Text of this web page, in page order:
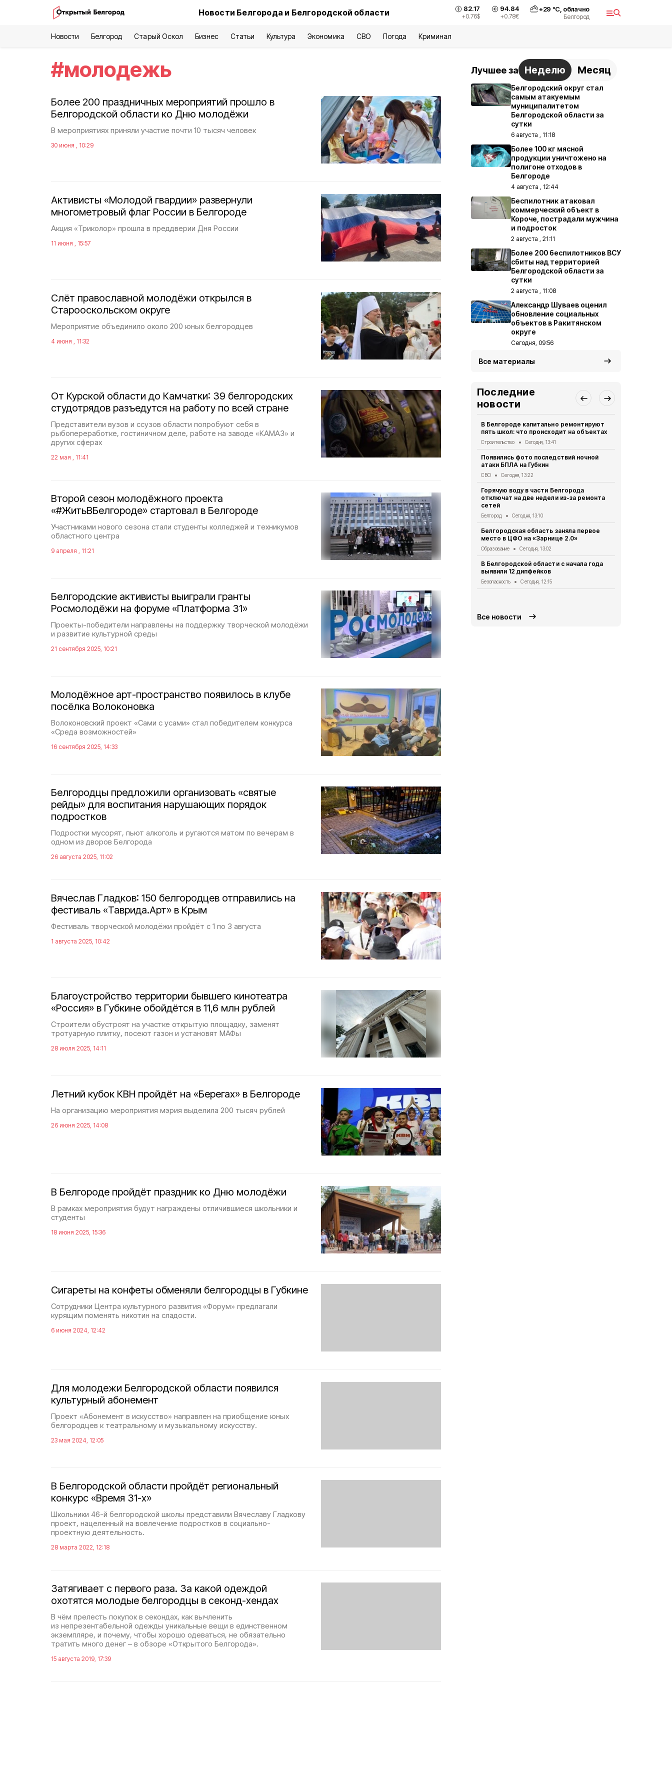
Новости Белгорода и Белгородской области 82.17
+0.76$
94.84
+0.78€
+29 °С, облачно
Белгород
Новости Белгород Старый Оскол Бизнес Статьи Культура Экономика СВО Погода Криминал
#молодежь
Более 200 праздничных мероприятий прошло в
Белгородской области ко Дню молодёжи
В мероприятиях приняли участие почти 10 тысяч человек
30 июня , 10:29
Активисты «Молодой гвардии» развернули
многометровый флаг России в Белгороде
Акция «Триколор» прошла в преддверии Дня России
11 июня , 15:57
Слёт православной молодёжи открылся в
Старооскольском округе
Мероприятие объединило около 200 юных белгородцев
4 июня , 11:32
От Курской области до Камчатки: 39 белгородских
студотрядов разъедутся на работу по всей стране
Представители вузов и ссузов области попробуют себя в
рыбопереработке, гостиничном деле, работе на заводе «КАМАЗ» и
других сферах
22 мая , 11:41
Второй сезон молодёжного проекта
«#ЖитьВБелгороде» стартовал в Белгороде
Участниками нового сезона стали студенты колледжей и техникумов
областного центра
9 апреля , 11:21
Белгородские активисты выиграли гранты
Росмолодёжи на форуме «Платформа 31»
Проекты-победители направлены на поддержку творческой молодёжи
и развитие культурной среды
21 сентября 2025, 10:21
Молодёжное арт-пространство появилось в клубе
посёлка Волоконовка
Волоконовский проект «Сами с усами» стал победителем конкурса
«Среда возможностей»
16 сентября 2025, 14:33
Белгородцы предложили организовать «святые
рейды» для воспитания нарушающих порядок
подростков
Подростки мусорят, пьют алкоголь и ругаются матом по вечерам в
одном из дворов Белгорода
26 августа 2025, 11:02
Вячеслав Гладков: 150 белгородцев отправились на
фестиваль «Таврида.Арт» в Крым
Фестиваль творческой молодёжи пройдёт с 1 по 3 августа
1 августа 2025, 10:42
Благоустройство территории бывшего кинотеатра
«Россия» в Губкине обойдётся в 11,6 млн рублей
Строители обустроят на участке открытую площадку, заменят
тротуарную плитку, посеют газон и установят МАФы
28 июля 2025, 14:11
Летний кубок КВН пройдёт на «Берегах» в Белгороде
На организацию мероприятия мэрия выделила 200 тысяч рублей
26 июня 2025, 14:08
В Белгороде пройдёт праздник ко Дню молодёжи
В рамках мероприятия будут награждены отличившиеся школьники и
студенты
18 июня 2025, 15:36
Сигареты на конфеты обменяли белгородцы в Губкине
Сотрудники Центра культурного развития «Форум» предлагали
курящим поменять никотин на сладости.
6 июня 2024, 12:42
Для молодежи Белгородской области появился
культурный абонемент
Проект «Абонемент в искусство» направлен на приобщение юных
белгородцев к театральному и музыкальному искусству.
23 мая 2024, 12:05
В Белгородской области пройдёт региональный
конкурс «Время 31-х»
Школьники 46-й белгородской школы представили Вячеславу Гладкову
проект, нацеленный на вовлечение подростков в социально-
проектную деятельность.
28 марта 2022, 12:18
Затягивает с первого раза. За какой одеждой
охотятся молодые белгородцы в секонд-хендах
В чём прелесть покупок в секондах, как вычленить
из непрезентабельной одежды уникальные вещи в единственном
экземпляре, и почему, чтобы хорошо одеваться, не обязательно
тратить много денег – в обзоре «Открытого Белгорода».
15 августа 2019, 17:39
Лучшее за Неделю Месяц
Белгородский округ стал
самым атакуемым
муниципалитетом
Белгородской области за
сутки
6 августа , 11:18
Более 100 кг мясной
продукции уничтожено на
полигоне отходов в
Белгороде
4 августа , 12:44
Беспилотник атаковал
коммерческий объект в
Короче, пострадали мужчина
и подросток
2 августа , 21:11
Более 200 беспилотников ВСУ
сбиты над территорией
Белгородской области за
сутки
2 августа , 11:08
Александр Шуваев оценил
обновление социальных
объектов в Ракитянском
округе
Сегодня, 09:56
Все материалы
Последние
новости
В Белгороде капитально ремонтируют
пять школ: что происходит на объектах
Строительство Сегодня, 13:41
Появились фото последствий ночной
атаки БПЛА на Губкин
СВО Сегодня, 13:22
Горячую воду в части Белгорода
отключат на две недели из-за ремонта
сетей
Белгород Сегодня, 13:10
Белгородская область заняла первое
место в ЦФО на «Зарнице 2.0»
Образование Сегодня, 13:02
В Белгородской области с начала года
выявили 12 дипфейков
Безопасность Сегодня, 12:15
Все новости